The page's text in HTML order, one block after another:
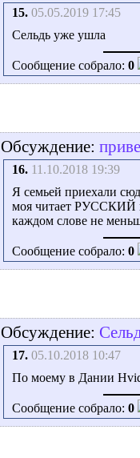
15. 05.05.2019 17:45
Сельдь уже ушла
Сообщение собрало: 0
Обсуждение:
16. 11.10.2018 19:39
Я семьей приехали
моя читает РУССКИЙ
каждом слове не
Сообщение собрало: 0
Обсуждение:
17. 05.10.2018 10:47
По моему в Дании
Сообщение собрало: 0